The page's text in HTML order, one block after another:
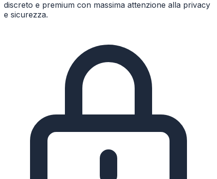
discreto e premium con massima attenzione alla privacy
e sicurezza.